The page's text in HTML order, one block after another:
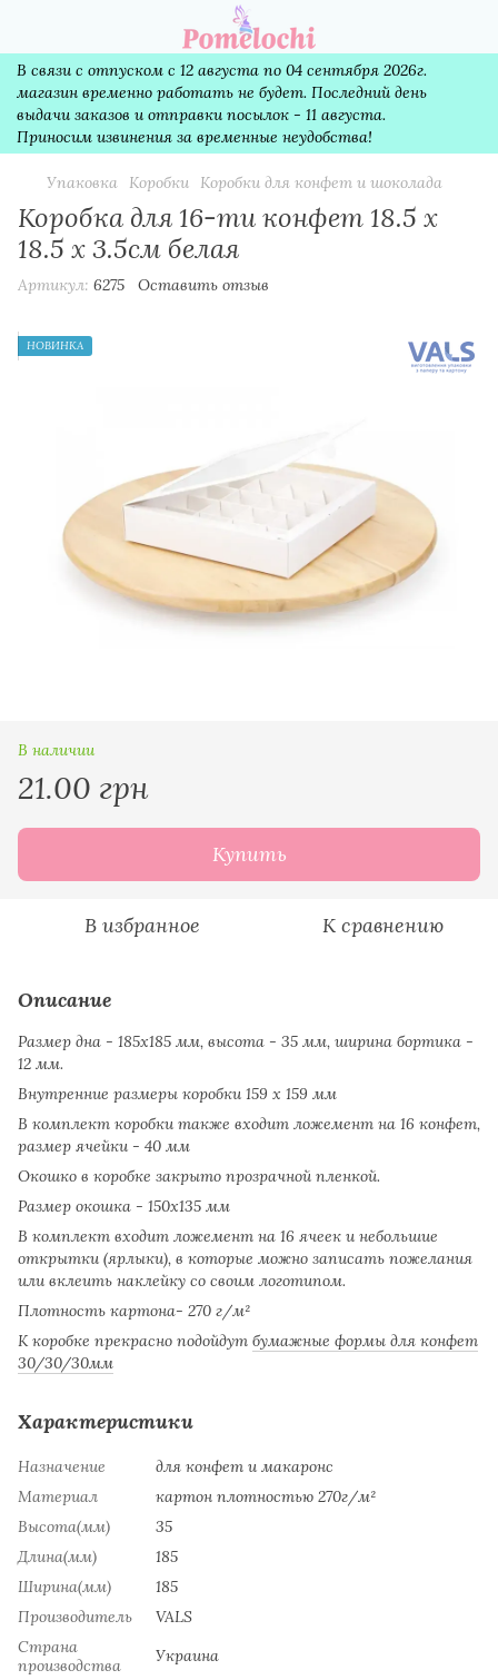
В связи с отпуском с 12 августа по 04 сентября 2026г.
магазин временно работать не будет. Последний день
выдачи заказов и отправки посылок - 11 августа.
Приносим извинения за временные неудобства!
Упаковка Коробки Коробки для конфет и шоколада
Коробка для 16-ти конфет 18.5 х
18.5 х 3.5см белая
Артикул: 6275 Оставить отзыв
НОВИНКА
В наличии
21.00 грн
Купить
В избранное К сравнению
Описание
Размер дна - 185х185 мм, высота - 35 мм, ширина бортика -
12 мм.
Внутренние размеры коробки 159 х 159 мм
В комплект коробки также входит ложемент на 16 конфет,
размер ячейки - 40 мм
Окошко в коробке закрыто прозрачной пленкой.
Размер окошка - 150х135 мм
В комплект входит ложемент на 16 ячеек и небольшие
открытки (ярлыки), в которые можно записать пожелания
или вклеить наклейку со своим логотипом.
Плотность картона- 270 г/м²
К коробке прекрасно подойдут бумажные формы для конфет
30/30/30мм
Характеристики
Назначение
для конфет и макаронс
Материал
картон плотностью 270г/м²
Высота(мм)
35
Длина(мм)
185
Ширина(мм)
185
Производитель
VALS
Страна
производства
Украина